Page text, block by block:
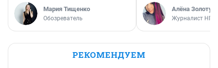
Мария Тищенко
Обозреватель
Алёна
Журналист НГС
РЕКОМЕНДУЕМ